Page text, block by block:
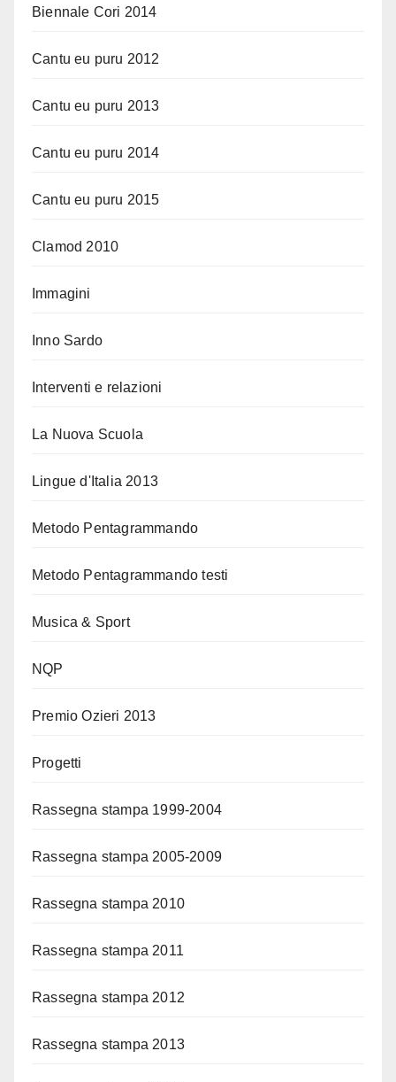
Biennale Cori 2014
Cantu eu puru 2012
Cantu eu puru 2013
Cantu eu puru 2014
Cantu eu puru 2015
Clamod 2010
Immagini
Inno Sardo
Interventi e relazioni
La Nuova Scuola
Lingue d'Italia 2013
Metodo Pentagrammando
Metodo Pentagrammando testi
Musica & Sport
NQP
Premio Ozieri 2013
Progetti
Rassegna stampa 1999-2004
Rassegna stampa 2005-2009
Rassegna stampa 2010
Rassegna stampa 2011
Rassegna stampa 2012
Rassegna stampa 2013